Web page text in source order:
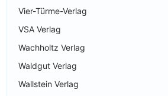
Vier-Türme-Verlag
VSA Verlag
Wachholtz Verlag
Waldgut Verlag
Wallstein Verlag